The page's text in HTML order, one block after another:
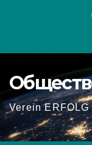
Verein